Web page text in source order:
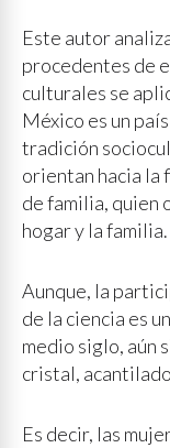
Este autor
procedentes de
culturales se
México es un
tradición
orientan hacia la
de familia, quien
hogar y la familia.
Aunque, la
de la ciencia es
medio siglo, aún
cristal,
Es decir, las